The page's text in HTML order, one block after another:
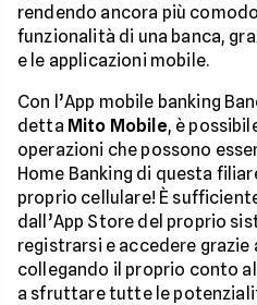
rendendo ancora più
funzionalità di una banca,
e le applicazioni mobile.
Con l’App mobile banking
detta Mito Mobile, è
operazioni che possono
Home Banking di questa
proprio cellulare! È
dall’App Store del proprio
registrarsi e accedere grazie
collegando il proprio conto
a sfruttare tutte le